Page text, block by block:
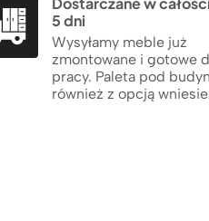
5 dni
Wysyłamy meble już
zmontowane i gotowe
pracy. Paleta pod
również z opcją